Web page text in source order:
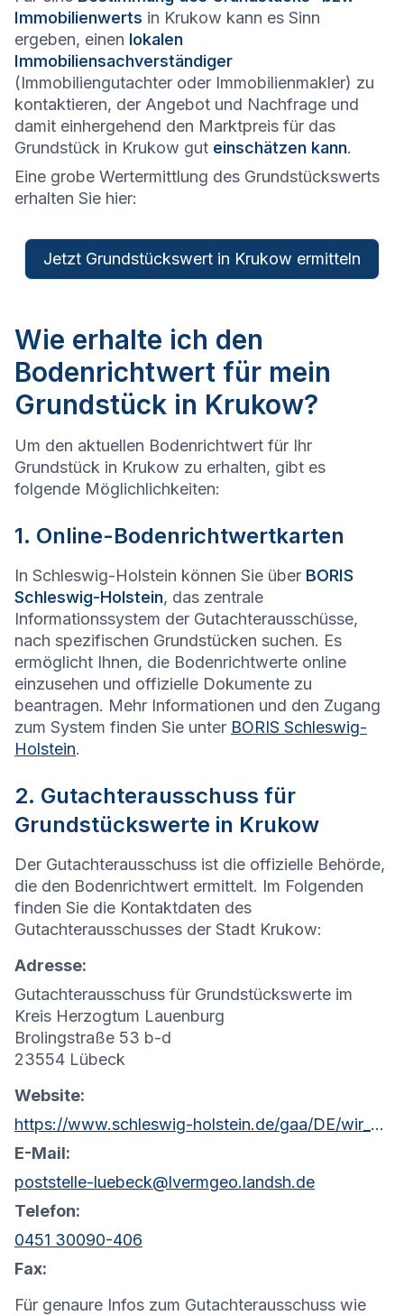
Immobilienwerts in Krukow kann es Sinn
ergeben, einen lokalen
Immobiliensachverständiger
(Immobiliengutachter oder Immobilienmakler) zu
kontaktieren, der Angebot und Nachfrage und
damit einhergehend den Marktpreis für das
Grundstück in Krukow gut einschätzen kann.
Eine grobe Wertermittlung des Grundstückswerts
erhalten Sie hier:
Jetzt Grundstückswert in Krukow ermitteln
Wie erhalte ich den
Bodenrichtwert für mein
Grundstück in Krukow?
Um den aktuellen Bodenrichtwert für Ihr
Grundstück in Krukow zu erhalten, gibt es
folgende Möglichlichkeiten:
1. Online-Bodenrichtwertkarten
In Schleswig-Holstein können Sie über BORIS
Schleswig-Holstein, das zentrale
Informationssystem der Gutachterausschüsse,
nach spezifischen Grundstücken suchen. Es
ermöglicht Ihnen, die Bodenrichtwerte online
einzusehen und offizielle Dokumente zu
beantragen. Mehr Informationen und den Zugang
zum System finden Sie unter BORIS Schleswig-
Holstein.
2. Gutachterausschuss für
Grundstückswerte in Krukow
Der Gutachterausschuss ist die offizielle Behörde,
die den Bodenrichtwert ermittelt. Im Folgenden
finden Sie die Kontaktdaten des
Gutachterausschusses der Stadt Krukow:
Adresse:
Gutachterausschuss für Grundstückswerte im
Kreis Herzogtum Lauenburg
Brolingstraße 53 b-d
23554 Lübeck
Website:
https://www.schleswig-holstein.de/gaa/DE/wir_ueber_uns/Gutachterausschuesse/gaHzgtLauenburg.html?nn=c0d62a00-d1ee-4d76-b61a-4d55e31f453c
E-Mail:
poststelle-luebeck@lvermgeo.landsh.de
Telefon:
0451 30090-406
Fax:
Für genaure Infos zum Gutachterausschuss wie